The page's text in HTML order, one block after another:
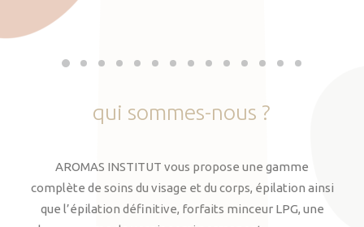
qui sommes-nous ?
AROMAS INSTITUT vous propose une gamme
complète de soins du visage et du corps, épilation ainsi
que l’épilation définitive, forfaits minceur LPG, une